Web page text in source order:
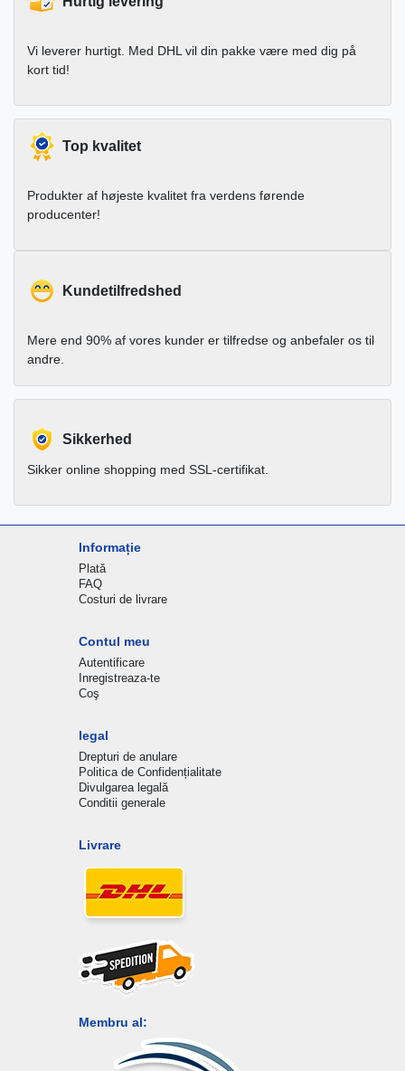
Vi leverer hurtigt. Med DHL vil din pakke være med dig på
kort tid!
Top kvalitet
Produkter af højeste kvalitet fra verdens førende
producenter!
Kundetilfredshed
Mere end 90% af vores kunder er tilfredse og anbefaler os til
andre.
Sikkerhed
Sikker online shopping med SSL-certifikat.
Informație
Plată
FAQ
Costuri de livrare
Contul meu
Autentificare
Inregistreaza-te
Coş
legal
Drepturi de anulare
Politica de Confidențialitate
Divulgarea legală
Conditii generale
Livrare
Membru al: